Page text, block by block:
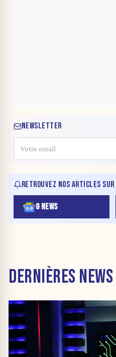
NEWSLETTER
RETROUVEZ NOS ARTICLES SUR
G NEWS
DERNIÈRES